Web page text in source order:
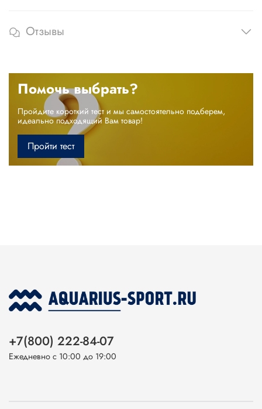
Отзывы
Помочь выбрать?
Пройдите короткий тест и мы самостоятельно подберем,
идеально подходящий Вам товар!
Пройти тест
+7(800) 222-84-07
Ежедневно с 10:00 до 19:00